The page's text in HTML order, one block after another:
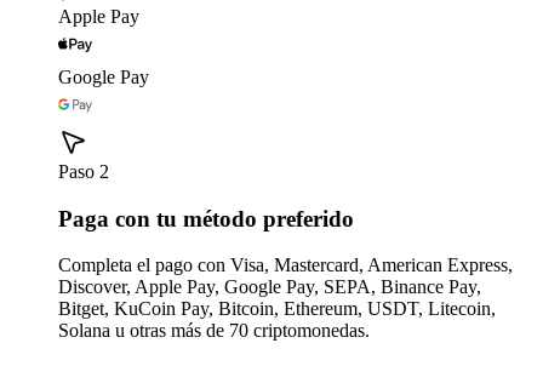
Apple Pay
Google Pay
Paso 2
Paga con tu método preferido
Completa el pago con Visa, Mastercard, American Express,
Discover, Apple Pay, Google Pay, SEPA, Binance Pay,
Bitget, KuCoin Pay, Bitcoin, Ethereum, USDT, Litecoin,
Solana u otras más de 70 criptomonedas.